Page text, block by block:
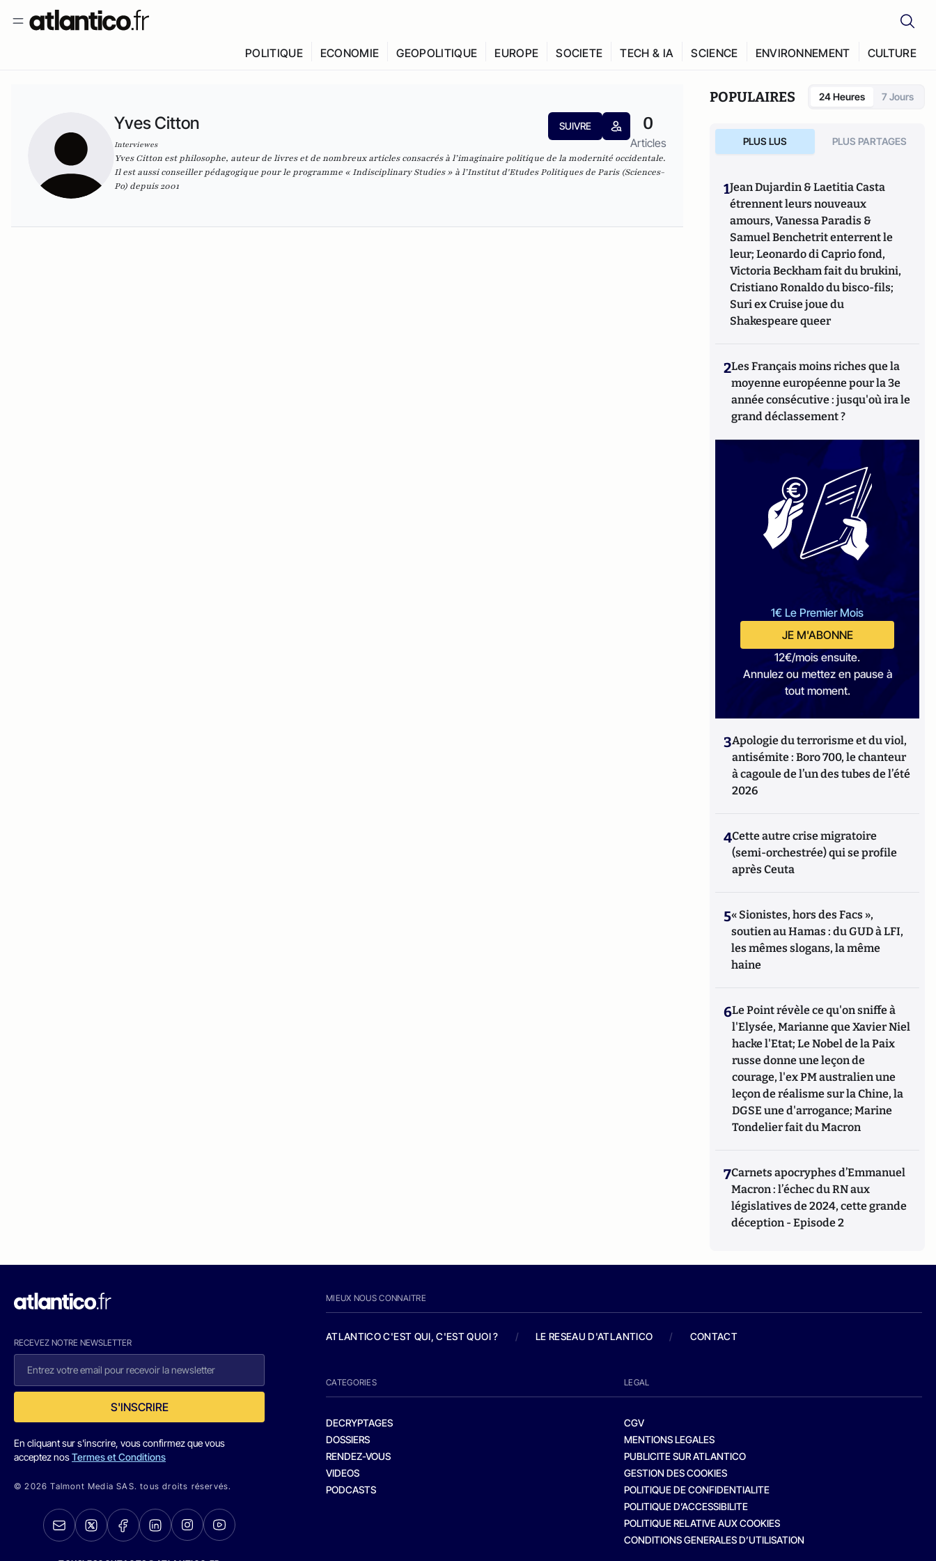
POLITIQUE ECONOMIE GEOPOLITIQUE EUROPE SOCIETE TECH & IA SCIENCE ENVIRONNEMENT CULTURE
Yves Citton
Interviewes
SUIVRE 0
Articles
Yves Citton est philosophe, auteur de livres et de nombreux articles consacrés à l’imaginaire politique de la modernité occidentale.
Il est aussi conseiller pédagogique pour le programme « Indisciplinary Studies » à l’Institut d'Etudes Politiques de Paris (Sciences-
Po) depuis 2001
POPULAIRES 24 Heures 7 Jours
PLUS LUS PLUS PARTAGES
1Jean Dujardin & Laetitia Casta
étrennent leurs nouveaux
amours, Vanessa Paradis &
Samuel Benchetrit enterrent le
leur; Leonardo di Caprio fond,
Victoria Beckham fait du brukini,
Cristiano Ronaldo du bisco-fils;
Suri ex Cruise joue du
Shakespeare queer
2Les Français moins riches que la
moyenne européenne pour la 3e
année consécutive : jusqu'où ira le
grand déclassement ?
1€ Le Premier Mois
JE M'ABONNE
12€/mois ensuite.
Annulez ou mettez en pause à
tout moment.
3Apologie du terrorisme et du viol,
antisémite : Boro 700, le chanteur
à cagoule de l’un des tubes de l’été
2026
4Cette autre crise migratoire
(semi-orchestrée) qui se profile
après Ceuta
5« Sionistes, hors des Facs »,
soutien au Hamas : du GUD à LFI,
les mêmes slogans, la même
haine
6Le Point révèle ce qu'on sniffe à
l'Elysée, Marianne que Xavier Niel
hacke l'Etat; Le Nobel de la Paix
russe donne une leçon de
courage, l'ex PM australien une
leçon de réalisme sur la Chine, la
DGSE une d'arrogance; Marine
Tondelier fait du Macron
7Carnets apocryphes d’Emmanuel
Macron : l’échec du RN aux
législatives de 2024, cette grande
déception - Episode 2
RECEVEZ NOTRE NEWSLETTER
S'INSCRIRE
En cliquant sur s'inscrire, vous confirmez que vous
acceptez nosTermes et Conditions
© 2026 Talmont Media SAS. tous droits réservés.
MIEUX NOUS CONNAITRE
ATLANTICO C'EST QUI, C'EST QUOI ? / LE RESEAU D'ATLANTICO / CONTACT
CATEGORIES
DECRYPTAGES
DOSSIERS
RENDEZ-VOUS
VIDEOS
PODCASTS
LEGAL
CGV
MENTIONS LEGALES
PUBLICITE SUR ATLANTICO
GESTION DES COOKIES
POLITIQUE DE CONFIDENTIALITE
POLITIQUE D’ACCESSIBILITE
POLITIQUE RELATIVE AUX COOKIES
CONDITIONS GENERALES D’UTILISATION